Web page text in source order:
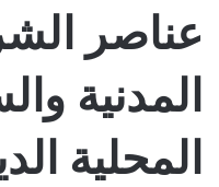
عناصر
المدنية
المحلية